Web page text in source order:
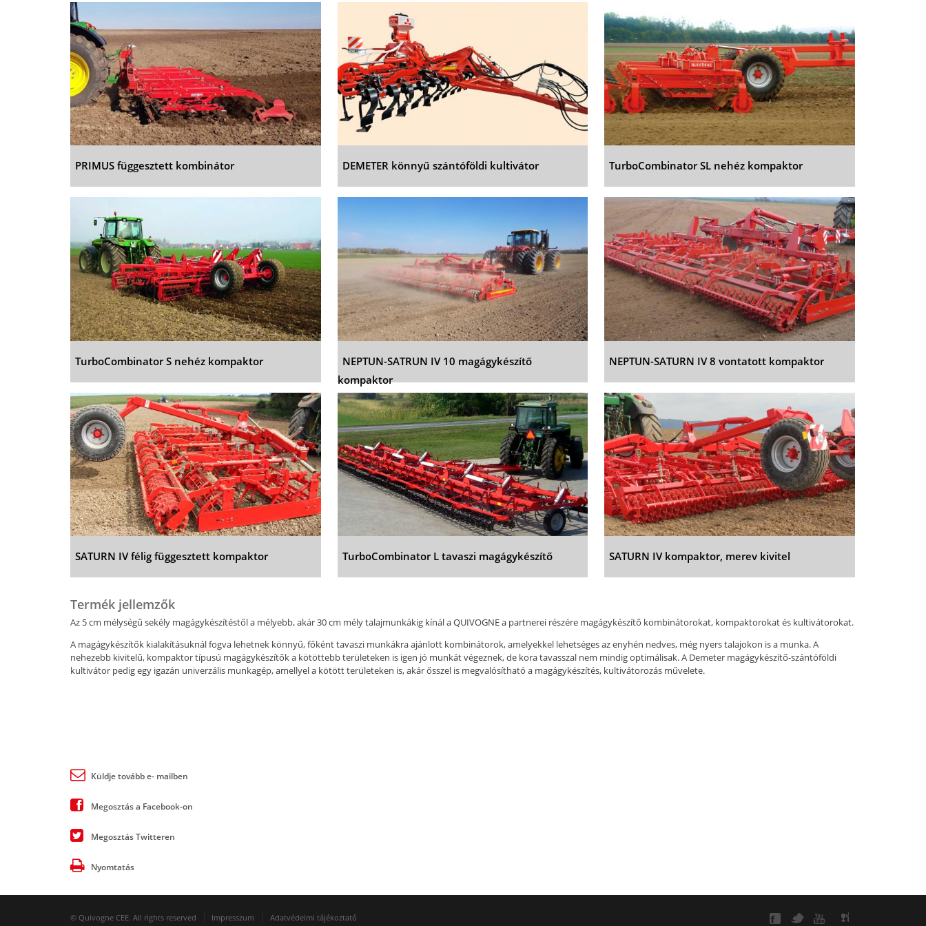
PRIMUS függesztett kombinátor DEMETER könnyű szántóföldi kultivátor TurboCombinator SL nehéz kompaktor
TurboCombinator S nehéz kompaktor
NEPTUN-SATRUN IV 10 magágykészítő
kompaktor
NEPTUN-SATURN IV 8 vontatott kompaktor
SATURN IV félig függesztett kompaktor TurboCombinator L tavaszi magágykészítő SATURN IV kompaktor, merev kivitel
Termék jellemzők
Az 5 cm mélységű sekély magágykészítéstől a mélyebb, akár 30 cm mély talajmunkákig kínál a QUIVOGNE a partnerei részére magágykészítő kombinátorokat, kompaktorokat és kultivátorokat.
A magágykészítők kialakításuknál fogva lehetnek könnyű, főként tavaszi munkákra ajánlott kombinátorok, amelyekkel lehetséges az enyhén nedves, még nyers talajokon is a munka. A
nehezebb kivitelű, kompaktor típusú magágykészítők a kötöttebb területeken is igen jó munkát végeznek, de kora tavasszal nem mindig optimálisak. A Demeter magágykészítő-szántóföldi
kultivátor pedig egy igazán univerzális munkagép, amellyel a kötött területeken is, akár ősszel is megvalósítható a magágykészítés, kultivátorozás művelete.
Küldje tovább e- mailben
Megosztás a Facebook-on
Megosztás Twitteren
Nyomtatás
© Quivogne CEE. All rights reserved Impresszum Adatvédelmi tájékoztató